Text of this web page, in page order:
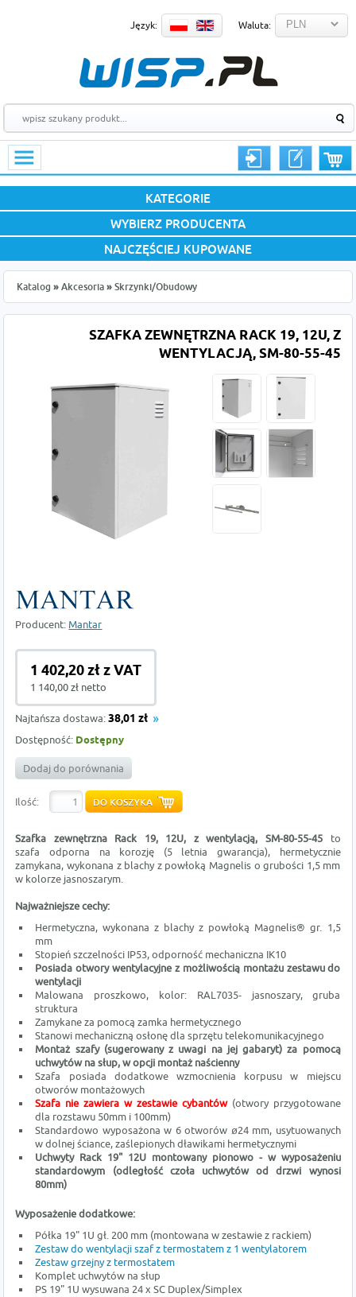
Język: Waluta:
KATEGORIE
WYBIERZ PRODUCENTA
NAJCZĘŚCIEJ KUPOWANE
Katalog » Akcesoria » Skrzynki/Obudowy
SZAFKA ZEWNĘTRZNA RACK 19, 12U, Z
WENTYLACJĄ, SM-80-55-45
Producent: Mantar
1 402,20 zł z VAT
1 140,00 zł netto
Najtańsza dostawa:38,01 zł
Dostępność: Dostępny
Dodaj do porównania
Ilość:
Szafka zewnętrzna Rack 19, 12U, z wentylacją, SM-80-55-45 to
szafa
odporna na korozję (5 letnia gwarancja), hermetycznie
zamykana, wykonana z blachy z powłoką Magnelis o grubości 1,5 mm
w kolorze jasnoszarym.
Najważniejsze cechy:
Hermetyczna, wykonana z blachy z powłoką Magnelis® gr. 1,5
mm
Stopień szczelności IP53, odporność mechaniczna IK10
Posiada otwory wentylacyjne z możliwością montażu zestawu do
wentylacji
Malowana proszkowo, kolor: RAL7035- jasnoszary, gruba
struktura
Zamykane za pomocą zamka hermetycznego
Stanowi mechaniczną osłonę dla sprzętu telekomunikacyjnego
Montaż szafy (sugerowany z uwagi na jej gabaryt) za pomocą
uchwytów na słup, w opcji montaż naścienny
Szafa posiada dodatkowe wzmocnienia korpusu w miejscu
otworów montażowych
Szafa nie zawiera w zestawie cybantów(otwory przygotowane
dla rozstawu 50mm i 100mm)
Standardowo wyposażona w 6 otworów ø24 mm, usytuowanych
w dolnej ściance, zaślepionych dławikami hermetycznymi
Uchwyty Rack 19" 12U montowany pionowo - w wyposażeniu
standardowym (odległość czoła uchwytów od drzwi wynosi
80mm)
Wyposażenie dodatkowe:
Półka 19" 1U gł. 200 mm (montowana w zestawie z rackiem)
Zestaw do wentylacji szaf z termostatem z 1 wentylatorem
Zestaw grzejny z termostatem
Komplet uchwytów na słup
PS 19" 1U wysuwana 24 x SC Duplex/Simplex